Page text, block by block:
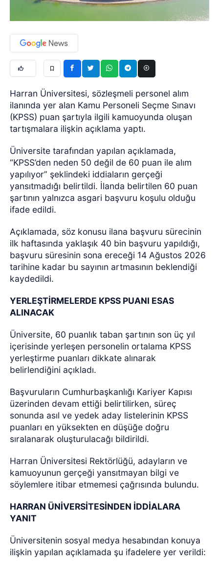
Harran Üniversitesi, sözleşmeli personel alım
ilanında yer alan Kamu Personeli Seçme Sınavı
(KPSS) puan şartıyla ilgili kamuoyunda oluşan
tartışmalara ilişkin açıklama yaptı.
Üniversite tarafından yapılan açıklamada,
“KPSS’den neden 50 değil de 60 puan ile alım
yapılıyor” şeklindeki iddiaların gerçeği
yansıtmadığı belirtildi. İlanda belirtilen 60 puan
şartının yalnızca asgari başvuru koşulu olduğu
ifade edildi.
Açıklamada, söz konusu ilana başvuru sürecinin
ilk haftasında yaklaşık 40 bin başvuru yapıldığı,
başvuru süresinin sona ereceği 14 Ağustos 2026
tarihine kadar bu sayının artmasının beklendiği
kaydedildi.
YERLEŞTİRMELERDE KPSS PUANI ESAS
ALINACAK
Üniversite, 60 puanlık taban şartının son üç yıl
içerisinde yerleşen personelin ortalama KPSS
yerleştirme puanları dikkate alınarak
belirlendiğini açıkladı.
Başvuruların Cumhurbaşkanlığı Kariyer Kapısı
üzerinden devam ettiği belirtilirken, süreç
sonunda asıl ve yedek aday listelerinin KPSS
puanları en yüksekten en düşüğe doğru
sıralanarak oluşturulacağı bildirildi.
Harran Üniversitesi Rektörlüğü, adayların ve
kamuoyunun gerçeği yansıtmayan bilgi ve
söylemlere itibar etmemesi çağrısında bulundu.
HARRAN ÜNİVERSİTESİNDEN İDDİALARA
YANIT
Üniversitenin sosyal medya hesabından konuya
ilişkin yapılan açıklamada şu ifadelere yer verildi: